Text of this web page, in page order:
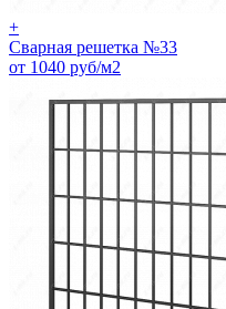
+
Сварная решетка №33
от 1040 руб/м2